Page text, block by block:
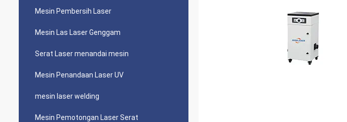
Mesin Pembersih Laser
Mesin Las Laser Genggam
Serat Laser menandai mesin
Mesin Penandaan Laser UV
mesin laser welding
Mesin Pemotongan Laser Serat